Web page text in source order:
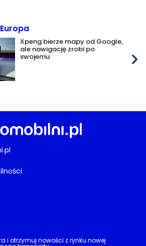
Europa
Xpeng bierze mapy od Google,
ale nawigację zrobi po
swojemu
i otrzymuj nowości z rynku nowej